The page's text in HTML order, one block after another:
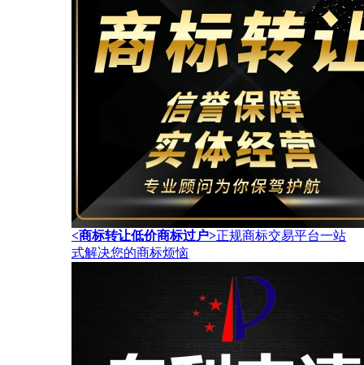
<商标转让低价商标过户>正规商标交易平台一站
式解决您的商标烦恼